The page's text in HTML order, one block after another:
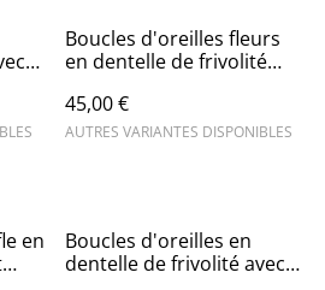
Boucles d'oreilles fleurs
en dentelle de frivolité
45,00 €
AUTRES VARIANTES DISPONIBLES
en
Boucles d'oreilles en
dentelle de frivolité avec